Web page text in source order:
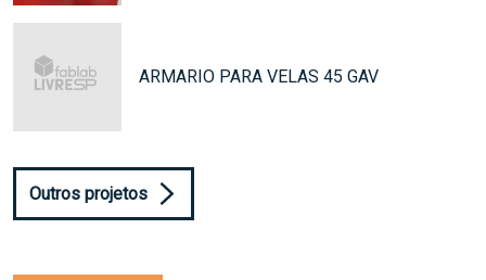
ARMARIO PARA VELAS 45 GAV
Outros projetos